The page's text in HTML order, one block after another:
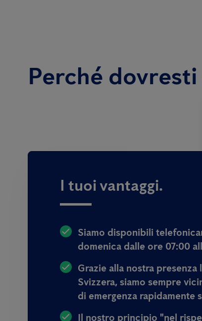
Perché
I tuoi vantaggi.
Siamo disponibili
domenica dalle ore 07:00
Grazie alla nostra
Svizzera, siamo sempre
di emergenza rapidamente
Il nostro principio "nel